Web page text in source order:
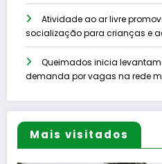
Atividade ao ar livre
socialização para crianças e
Queimados inicia
demanda por vagas na rede
Mais visitados